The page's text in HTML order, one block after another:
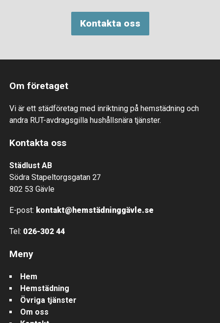
Kontakta oss
Om företaget
Vi är ett städföretag med inriktning på hemstädning och
andra RUT-avdragsgilla hushållsnära tjänster.
Kontakta oss
Städlust AB
Södra Stapeltorgsgatan 27
802 53 Gävle
E-post: kontakt@hemstädninggävle.se
Tel:026-302 44
Meny
Hem
Hemstädning
Övriga tjänster
Om oss